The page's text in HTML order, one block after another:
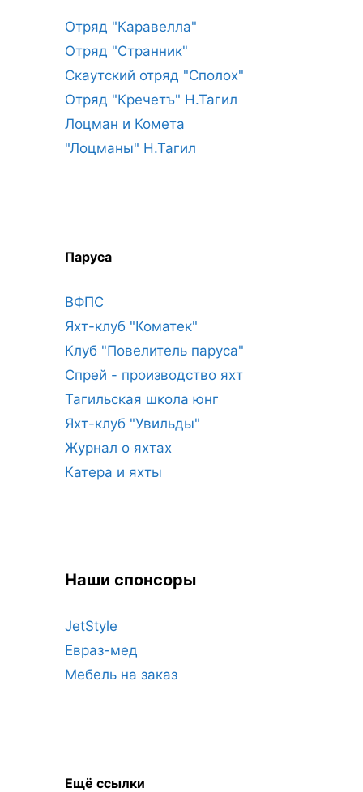
Отряд "Каравелла"
Отряд "Странник"
Скаутский отряд "Сполох"
Отряд "Кречетъ" Н.Тагил
Лоцман и Комета
"Лоцманы" Н.Тагил
Паруса
ВФПС
Яхт-клуб "Коматек"
Клуб "Повелитель паруса"
Спрей - производство яхт
Тагильская школа юнг
Яхт-клуб "Увильды"
Журнал о яхтах
Катера и яхты
Наши спонсоры
JetStyle
Евраз-мед
Мебель на заказ
Ещё ссылки